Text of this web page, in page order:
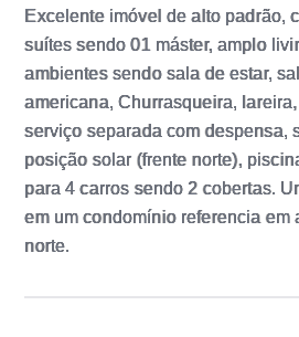
Excelente imóvel de alto padrão,
suítes sendo 01 máster, amplo
ambientes sendo sala de estar,
americana, Churrasqueira,
serviço separada com despensa,
posição solar (frente norte),
para 4 carros sendo 2 cobertas.
em um condomínio referencia em
norte.